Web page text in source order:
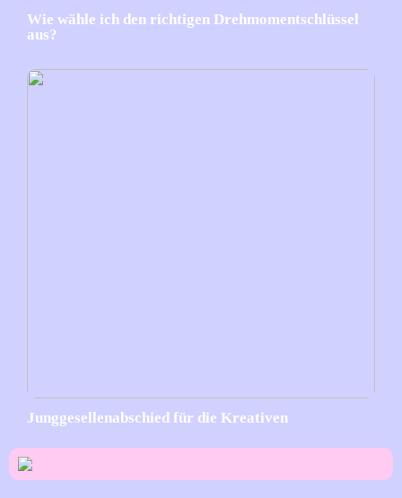
Wie wähle ich den richtigen Drehmomentschlüssel
aus?
Junggesellenabschied für die Kreativen